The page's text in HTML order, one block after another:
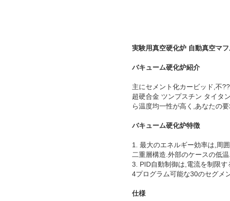
実験用真空硬化炉 自動真空マ
バキューム硬化炉紹介
主にセメント化カービッド,不
超硬合金 ツンプスチン タイタ
ら温度均一性が高く,あなたの
バキューム硬化炉特徴
1. 最大のエネルギー効率は,周
二重層構造.外部のケースの低温.
3. PID自動制御は,電流を制限
4プログラム可能な30のセグメ
仕様